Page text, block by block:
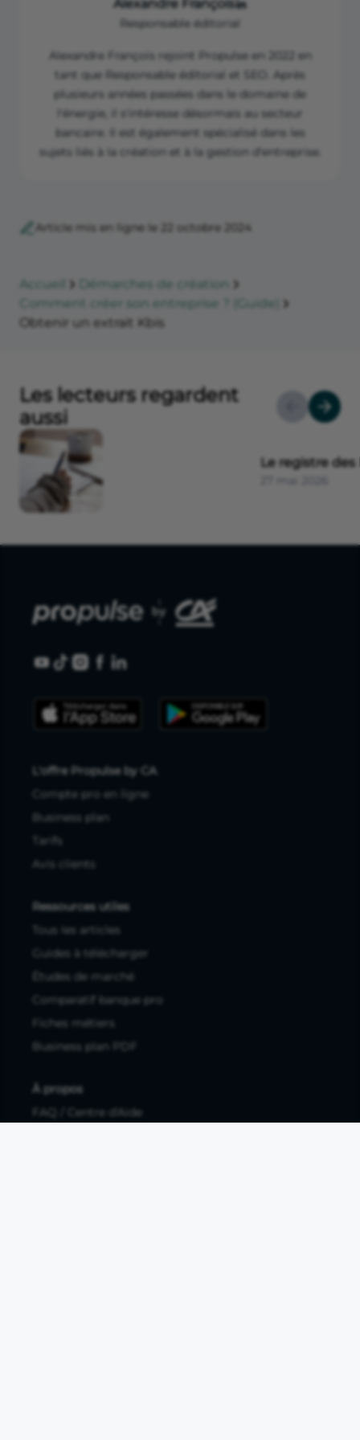
Alexandre François
Responsable éditorial
Alexandre François rejoint Propulse en 2022 en
tant que Responsable éditorial et SEO. Après
plusieurs années passées dans le domaine de
l'énergie, il s'intéresse désormais au secteur
bancaire. Il est également spécialisé dans les
sujets liés à la création et à la gestion d'entreprise.
Article mis en ligne le 22 octobre 2024
Accueil
Démarches de création
Comment créer son entreprise ? (Guide)
Obtenir un extrait Kbis
Les lecteurs regardent
aussi
Le registre
L'offre Propulse by CA
Compte pro en ligne
Business plan
Tarifs
Avis clients
Ressources utiles
Tous les articles
Guides à télécharger
Études de marché
Comparatif banque pro
Fiches métiers
Business plan PDF
À propos
FAQ / Centre d'Aide